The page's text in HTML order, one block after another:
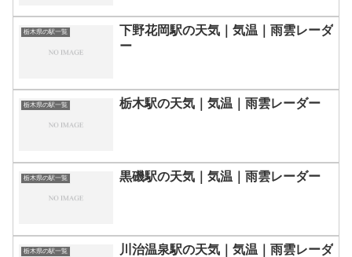
栃木県の駅一覧
下野花岡駅の天気｜気温｜雨雲レーダ
ー
栃木県の駅一覧 栃木駅の天気｜気温｜雨雲レーダー
栃木県の駅一覧 黒磯駅の天気｜気温｜雨雲レーダー
栃木県の駅一覧
川治温泉駅の天気｜気温｜雨雲レーダ